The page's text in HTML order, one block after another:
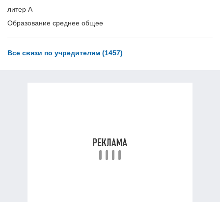
литер А
Образование среднее общее
Все связи по учредителям (1457)